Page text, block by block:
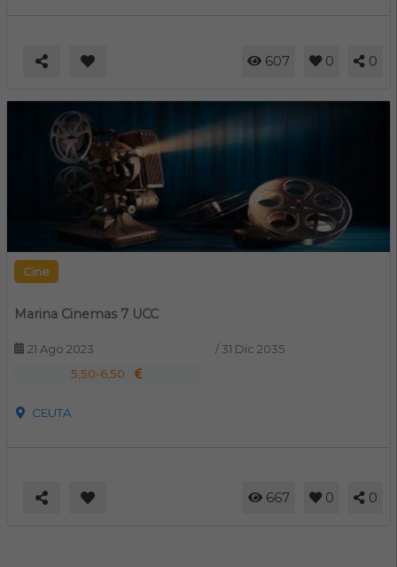
607 0 0
Cine
Marina Cinemas 7 UCC
21 Ago 2023 / 31 Dic 2035
5,50-6,50
CEUTA
667 0 0